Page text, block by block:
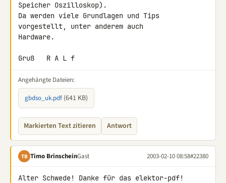
Speicher Oszilloskop).
Da werden viele Grundlagen und Tips
vorgestellt, unter anderem auch
Hardware.
Gruß   R A L f
Angehängte Dateien:
gbdso_uk.pdf (641 KB)
Markierten Text zitieren Antwort
TB Timo BrinscheinGast 2003-02-10 08:58#22380
Alter Schwede! Danke für das elektor-pdf!